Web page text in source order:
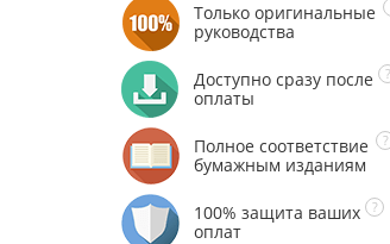
Только оригинальные
руководства
Доступно сразу после
оплаты
Полное соответствие
бумажным изданиям
100% защита ваших
оплат